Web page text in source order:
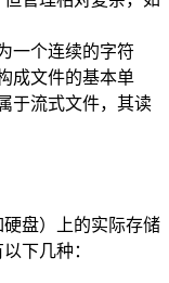
一个连续的字符
成文件的基本单
于流式文件，其读
盘）上的实际存储
下几种：